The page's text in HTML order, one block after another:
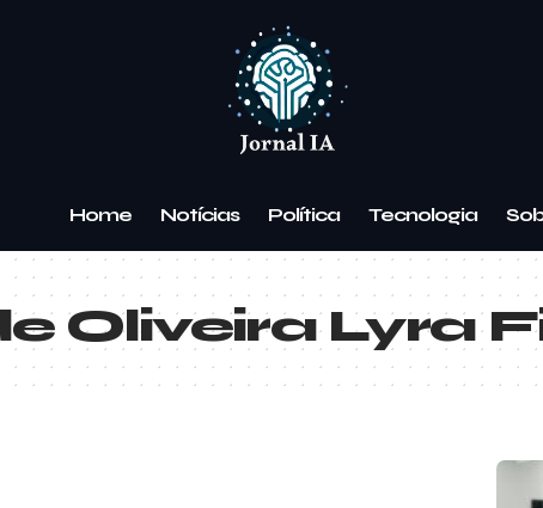
Home Notícias Política Tecnologia
Oliveira Lyra